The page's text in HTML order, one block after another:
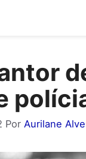
Por Aurilane